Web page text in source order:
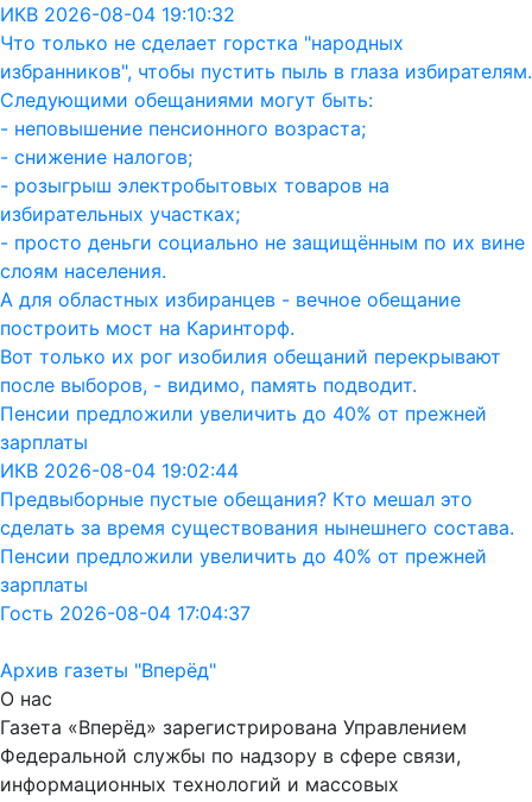
ИКВ 2026-08-04 19:10:32
Что только не сделает горстка "народных
избранников", чтобы пустить пыль в глаза избирателям.
Следующими обещаниями могут быть:
- неповышение пенсионного возраста;
- снижение налогов;
- розыгрыш электробытовых товаров на
избирательных участках;
- просто деньги социально не защищённым по их вине
слоям населения.
А для областных избиранцев - вечное обещание
построить мост на Каринторф.
Вот только их рог изобилия обещаний перекрывают
после выборов, - видимо, память подводит.
Пенсии предложили увеличить до 40% от прежней
зарплаты
ИКВ 2026-08-04 19:02:44
Предвыборные пустые обещания? Кто мешал это
сделать за время существования нынешнего состава.
Пенсии предложили увеличить до 40% от прежней
зарплаты
Гость 2026-08-04 17:04:37
Архив газеты "Вперёд"
О нас
Газета «Вперёд» зарегистрирована Управлением
Федеральной службы по надзору в сфере связи,
информационных технологий и массовых